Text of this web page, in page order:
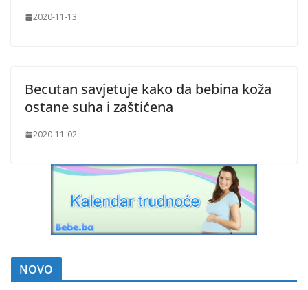
2020-11-13
Becutan savjetuje kako da bebina koža
ostane suha i zaštićena
2020-11-02
NOVO